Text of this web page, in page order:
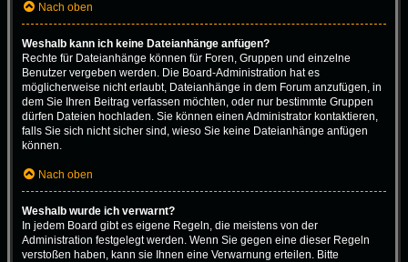
Nach oben
Weshalb kann ich keine Dateianhänge anfügen?
Rechte für Dateianhänge können für Foren, Gruppen und einzelne
Benutzer vergeben werden. Die Board-Administration hat es
möglicherweise nicht erlaubt, Dateianhänge in dem Forum anzufügen, in
dem Sie Ihren Beitrag verfassen möchten, oder nur bestimmte Gruppen
dürfen Dateien hochladen. Sie können einen Administrator kontaktieren,
falls Sie sich nicht sicher sind, wieso Sie keine Dateianhänge anfügen
können.
Nach oben
Weshalb wurde ich verwarnt?
In jedem Board gibt es eigene Regeln, die meistens von der
Administration festgelegt werden. Wenn Sie gegen eine dieser Regeln
verstoßen haben, kann sie Ihnen eine Verwarnung erteilen. Bitte